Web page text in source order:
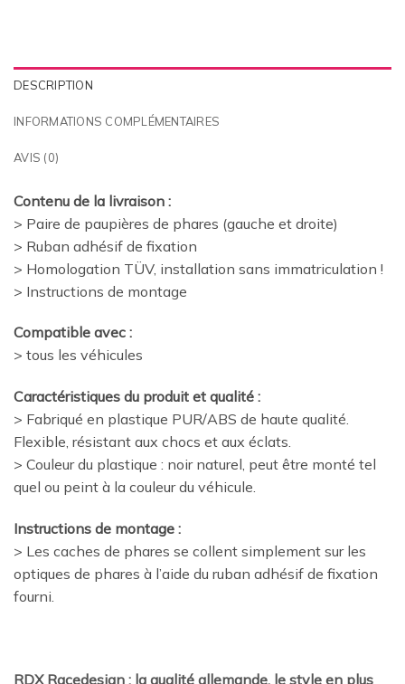
DESCRIPTION
INFORMATIONS COMPLÉMENTAIRES
AVIS (0)
Contenu de la livraison :
> Paire de paupières de phares (gauche et droite)
> Ruban adhésif de fixation
> Homologation TÜV, installation sans immatriculation !
> Instructions de montage
Compatible avec :
> tous les véhicules
Caractéristiques du produit et qualité :
> Fabriqué en plastique PUR/ABS de haute qualité.
Flexible, résistant aux chocs et aux éclats.
> Couleur du plastique : noir naturel, peut être monté tel
quel ou peint à la couleur du véhicule.
Instructions de montage :
> Les caches de phares se collent simplement sur les
optiques de phares à l’aide du ruban adhésif de fixation
fourni.
RDX Racedesign : la qualité allemande, le style en plus